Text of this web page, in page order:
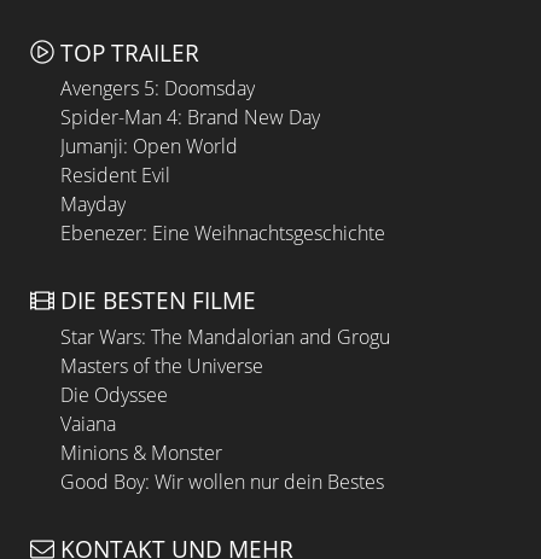
TOP TRAILER
Avengers 5: Doomsday
Spider-Man 4: Brand New Day
Jumanji: Open World
Resident Evil
Mayday
Ebenezer: Eine Weihnachtsgeschichte
DIE BESTEN FILME
Star Wars: The Mandalorian and Grogu
Masters of the Universe
Die Odyssee
Vaiana
Minions & Monster
Good Boy: Wir wollen nur dein Bestes
KONTAKT UND MEHR